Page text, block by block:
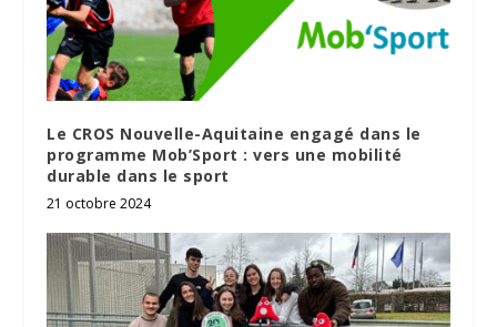
Le CROS Nouvelle-Aquitaine engagé dans le
programme Mob’Sport : vers une mobilité
durable dans le sport
21 octobre 2024